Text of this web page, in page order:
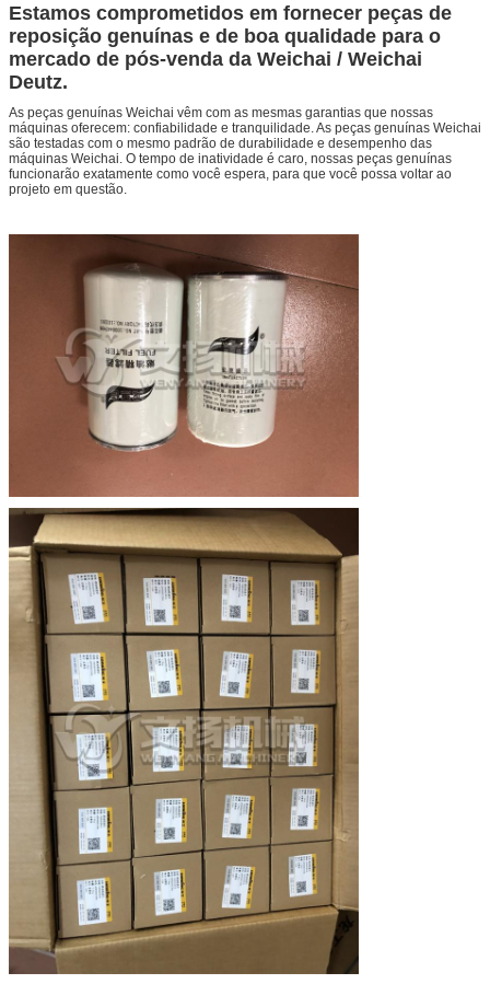
MOQ
1 peça
Peso
0,97 kg
Quantidade
Embalagem
Caixa de madeira ou caixa de papelão
Tempo de entrega
Dentro de 2-5 dias
Estamos comprometidos em fornecer peças de
reposição genuínas e de boa qualidade para o
mercado de pós-venda da Weichai / Weichai
Deutz.
As peças genuínas Weichai vêm com as mesmas garantias que nossas
máquinas oferecem: confiabilidade e tranquilidade. As peças genuínas Weichai
são testadas com o mesmo padrão de durabilidade e desempenho das
máquinas Weichai. O tempo de inatividade é caro, nossas peças genuínas
funcionarão exatamente como você espera, para que você possa voltar ao
projeto em questão.